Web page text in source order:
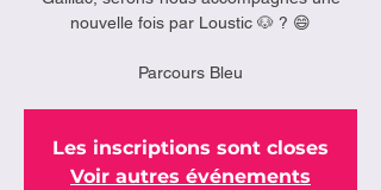
nouvelle fois par Loustic 🐶 ? 😄
Parcours Bleu
Les inscriptions sont closes
Voir autres événements